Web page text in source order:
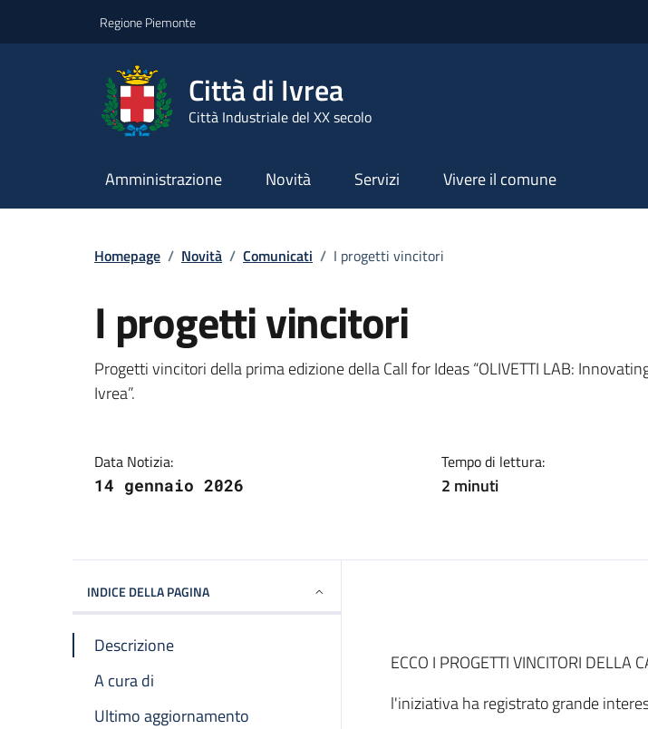
Regione Piemonte
Città di Ivrea
Città Industriale del XX secolo
Amministrazione Novità Servizi Vivere il comune
Homepage / Novità / Comunicati / I progetti vincitori
I progetti vincitori
Progetti vincitori della prima edizione della Call for Ideas “OLIVETTI LAB:
Ivrea”.
Data Notizia:
14 gennaio 2026
Tempo di lettura:
2 minuti
INDICE DELLA PAGINA
Descrizione
A cura di
Ultimo aggiornamento
ECCO I PROGETTI VINCITORI DELLA
l'iniziativa ha registrato grande